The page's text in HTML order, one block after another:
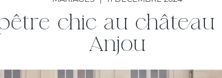
chic au
Anjou